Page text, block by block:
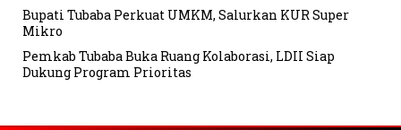
Bupati Tubaba Perkuat UMKM, Salurkan KUR Super
Mikro
Pemkab Tubaba Buka Ruang Kolaborasi, LDII Siap
Dukung Program Prioritas